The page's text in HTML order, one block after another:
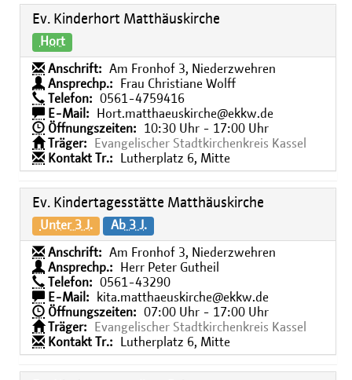
Ev. Kinderhort Matthäuskirche
Hort
Anschrift:
Am Fronhof 3, Niederzwehren
Ansprechp.:
Frau Christiane Wolff
Telefon:
0561-4759416
E-Mail:
Hort.matthaeuskirche@ekkw.de
Öffnungszeiten:
10:30 Uhr - 17:00 Uhr
Träger:
Evangelischer Stadtkirchenkreis Kassel
Kontakt Tr.:
Lutherplatz 6, Mitte
Ev. Kindertagesstätte Matthäuskirche
Unter 3 J. Ab 3 J.
Anschrift:
Am Fronhof 3, Niederzwehren
Ansprechp.:
Herr Peter Gutheil
Telefon:
0561-43290
E-Mail:
kita.matthaeuskirche@ekkw.de
Öffnungszeiten:
07:00 Uhr - 17:00 Uhr
Träger:
Evangelischer Stadtkirchenkreis Kassel
Kontakt Tr.:
Lutherplatz 6, Mitte